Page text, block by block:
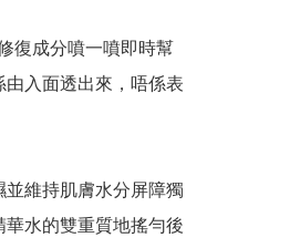
復成分噴一噴即時幫
由入面透出來，唔係表
維持肌膚水分屏障獨
水的雙重質地搖勻後